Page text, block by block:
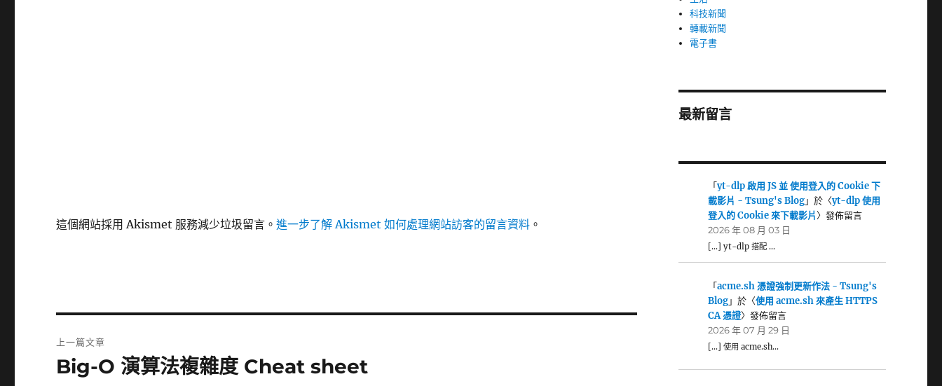
這個網站採用 Akismet 服務減少垃圾留言。進一步了解 Akismet 如何處理網站訪客的留言資料 。
章
上一篇文章
上
Big-O 演算法複雜度 Cheat sheet
科技新聞
轉載新聞
電子書
最新留言
「yt-dlp 啟用 JS 並 使用登入的 Cookie 下
載影片 - Tsung's Blog」於〈yt-dlp 使用
登入的 Cookie 來下載影片〉發佈留言
2026 年 08 月 03 日
[…] yt-dlp 搭配 …
「acme.sh 憑證強制更新作法 - Tsung's
Blog」於〈使用 acme.sh 來產生 HTTPS
CA 憑證〉發佈留言
2026 年 07 月 29 日
[…] 使用 acme.sh…